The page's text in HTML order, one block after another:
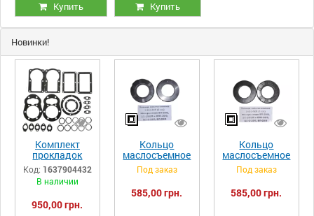
Купить Купить
Новинки!
Комплект
прокладок
компрессора
LT100, ЛТ100
(РМ.3130)
Код: 1637904432
В наличии
950,00 грн.
Кольцо
маслосъемное
2-2-2-2сб (2
ст.)
компрессора
ВП-20/8,
Под заказ
585,00 грн.
Кольцо
маслосъемное
2-2-2-1сб (1
ст.)
компрессора
ВП-20/8,
Под заказ
585,00 грн.